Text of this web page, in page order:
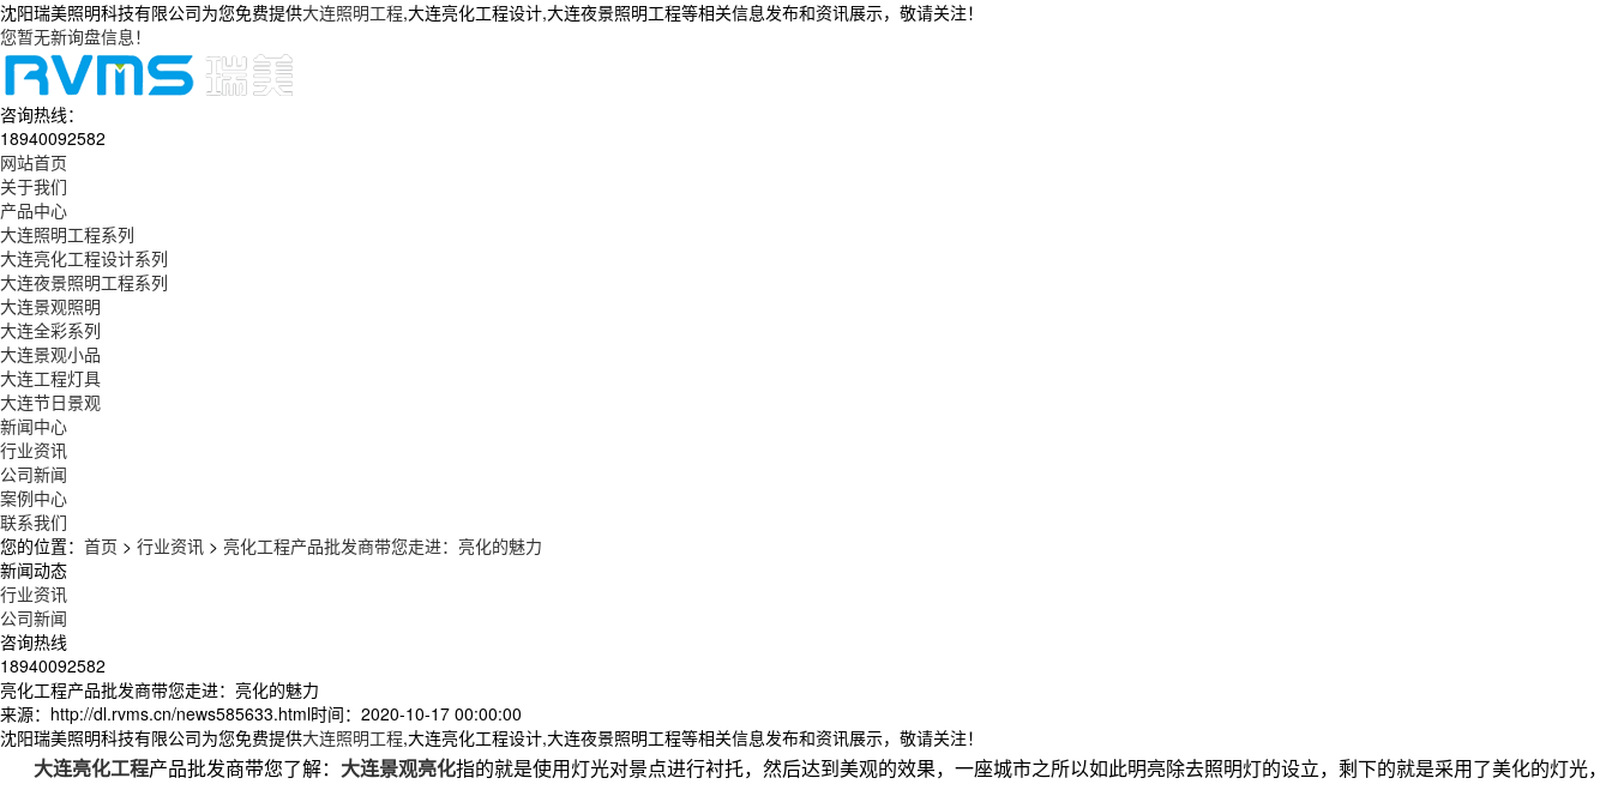
沈阳瑞美照明科技有限公司为您免费提供大连照明工程,大连亮化工程设计,大连夜景照明工程等相关信息发布和资讯展示，敬请关注！
您暂无新询盘信息！
咨询热线：
18940092582
网站首页
关于我们
产品中心
大连照明工程系列
大连亮化工程设计系列
大连夜景照明工程系列
大连景观照明
大连全彩系列
大连景观小品
大连工程灯具
大连节日景观
新闻中心
行业资讯
公司新闻
案例中心
联系我们
您的位置： 首页 > 行业资讯 > 亮化工程产品批发商带您走进：亮化的魅力
新闻动态
行业资讯
公司新闻
咨询热线
18940092582
亮化工程产品批发商带您走进：亮化的魅力
来源：http://dl.rvms.cn/news585633.html时间：2020-10-17 00:00:00
沈阳瑞美照明科技有限公司为您免费提供大连照明工程,大连亮化工程设计,大连夜景照明工程等相关信息发布和资讯展示，敬请关注！
大连亮化工程产品批发商带您了解： 大连景观亮化指的就是使用灯光对景点进行衬托，然后达到美观的效果，一座城市之所以如此明亮除去照明灯的设立，剩下的就是采用了美化的灯光，